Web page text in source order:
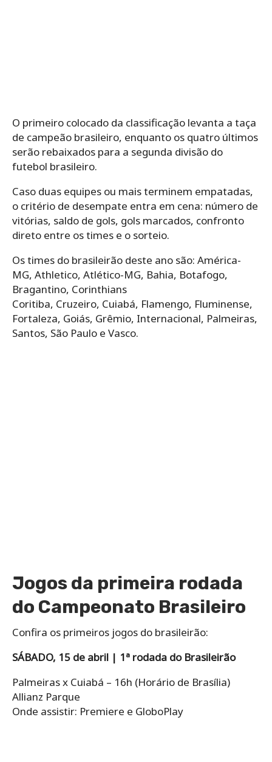
O primeiro colocado da classificação levanta a taça
de campeão brasileiro, enquanto os quatro últimos
serão rebaixados para a segunda divisão do
futebol brasileiro.
Caso duas equipes ou mais terminem empatadas,
o critério de desempate entra em cena: número de
vitórias, saldo de gols, gols marcados, confronto
direto entre os times e o sorteio.
Os times do brasileirão deste ano são: América-
MG, Athletico, Atlético-MG, Bahia, Botafogo,
Bragantino, Corinthians
Coritiba, Cruzeiro, Cuiabá, Flamengo, Fluminense,
Fortaleza, Goiás, Grêmio, Internacional, Palmeiras,
Santos, São Paulo e Vasco.
Jogos da primeira rodada
do Campeonato Brasileiro
Confira os primeiros jogos do brasileirão:
SÁBADO, 15 de abril | 1ª rodada do Brasileirão
Palmeiras x Cuiabá – 16h (Horário de Brasília)
Allianz Parque
Onde assistir: Premiere e GloboPlay